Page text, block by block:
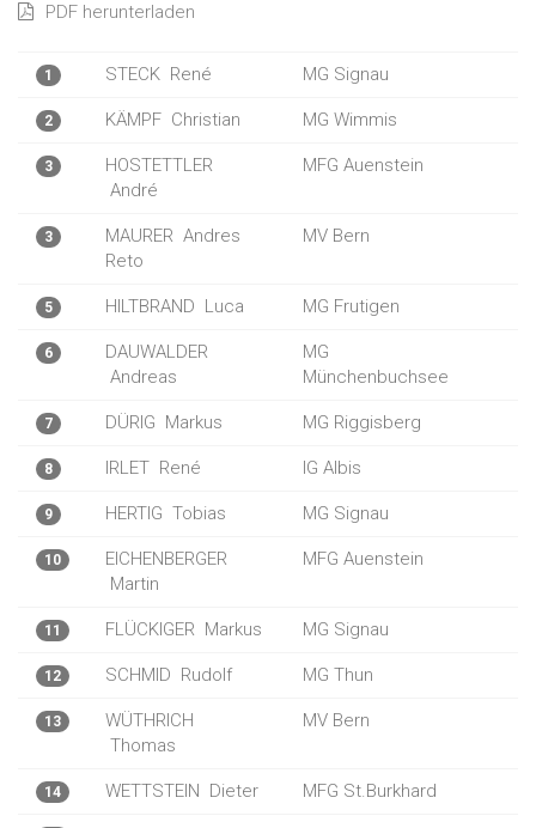
PDF herunterladen
1 STECK René MG Signau
2 KÄMPF Christian MG Wimmis
3
HOSTETTLER
André
MFG Auenstein
3 MAURER Andres
Reto
MV Bern
5 HILTBRAND Luca MG Frutigen
6
DAUWALDER
Andreas
MG
Münchenbuchsee
7 DÜRIG Markus MG Riggisberg
8 IRLET René IG Albis
9 HERTIG Tobias MG Signau
10
EICHENBERGER
Martin
MFG Auenstein
11 FLÜCKIGER Markus MG Signau
12 SCHMID Rudolf MG Thun
13
WÜTHRICH
Thomas
MV Bern
14 WETTSTEIN Dieter MFG St.Burkhard